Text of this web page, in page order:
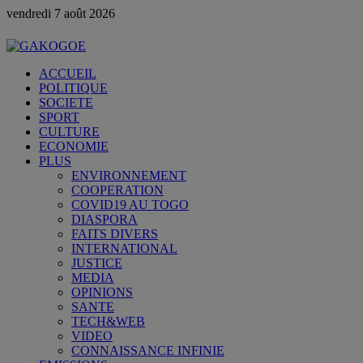
vendredi 7 août 2026
ACCUEIL
POLITIQUE
SOCIETE
SPORT
CULTURE
ECONOMIE
PLUS
ENVIRONNEMENT
COOPERATION
COVID19 AU TOGO
DIASPORA
FAITS DIVERS
INTERNATIONAL
JUSTICE
MEDIA
OPINIONS
SANTE
TECH&WEB
VIDEO
CONNAISSANCE INFINIE